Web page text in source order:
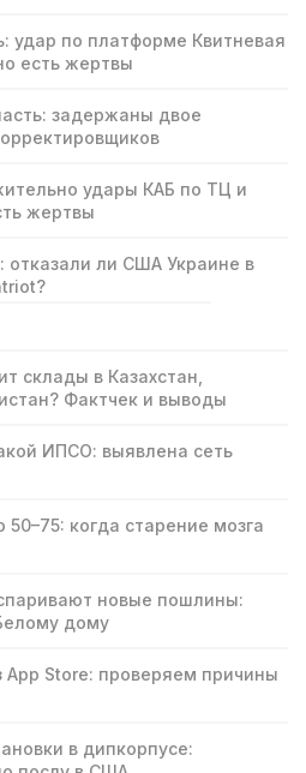
удар по платформе Квитневая
есть жертвы
задержаны двое
удары КАБ по ТЦ и
жертвы
отказали ли США Украине в
склады в Казахстан,
Фактчек и выводы
ИПСО: выявлена сеть
50–75: когда старение мозга
новые пошлины:
дому
App Store: проверяем причины
в дипкорпусе: